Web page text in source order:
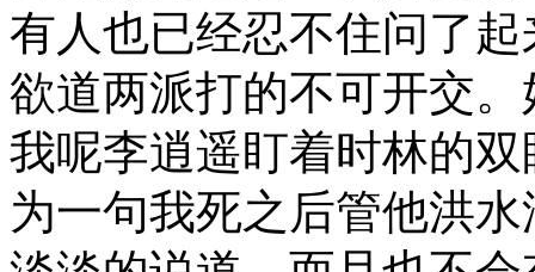
有人也已经忍不住问了
欲道两派打的不可开交
我呢李逍遥盯着时林的
为一句我死之后管他洪